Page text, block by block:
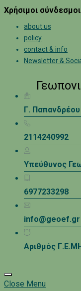
Χρήσιμοι σύνδεσμοι
about us
policy
contact & info
Newsletter &
Γ.
2114240992
Υπεύθυνος
6977233298
info@geoef.gr
Αριθμός
Close Menu